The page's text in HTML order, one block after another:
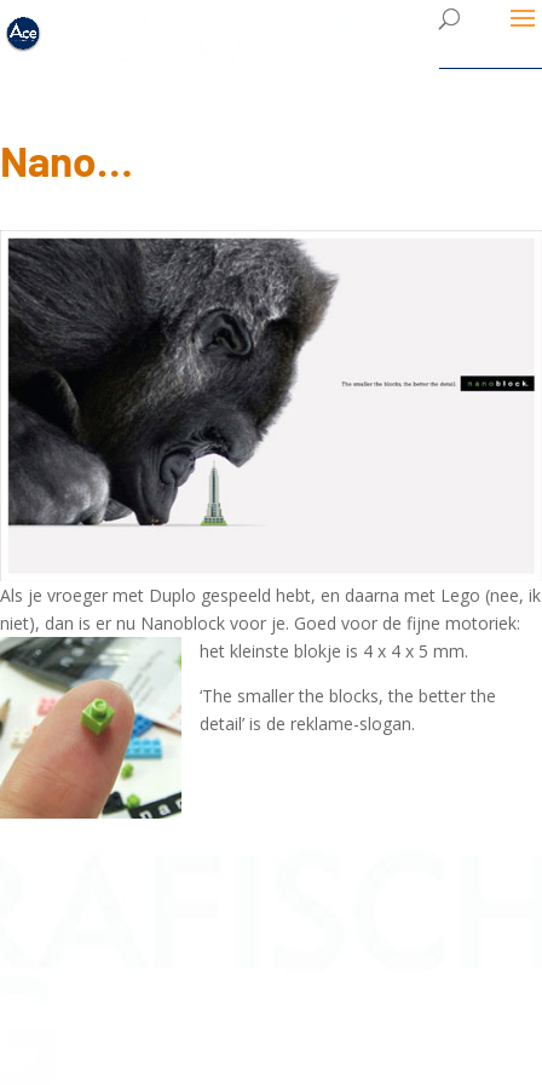
Nano…
Als je vroeger met Duplo gespeeld hebt, en daarna met Lego (nee, ik
niet), dan is er nu Nanoblock voor je. Goed voor de fijne motoriek:
het kleinste blokje is 4 x 4 x 5 mm.
‘The smaller the blocks, the better the
detail’ is de reklame-slogan.